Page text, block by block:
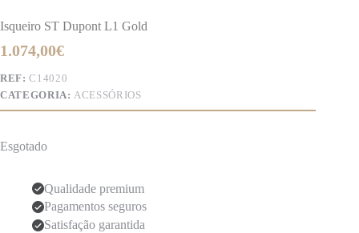
Isqueiro ST Dupont L1 Gold
1.074,00€
REF:C14020
CATEGORIA: ACESSÓRIOS
Esgotado
Qualidade premium
Pagamentos seguros
Satisfação garantida